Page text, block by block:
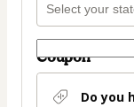
Coupon
Do you